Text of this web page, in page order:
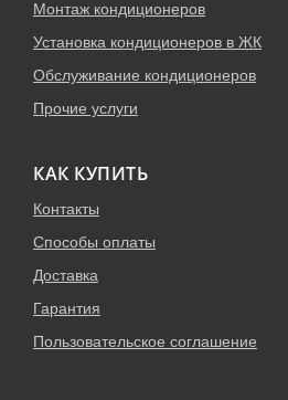
Монтаж кондиционеров
Установка кондиционеров в ЖК
Обслуживание кондиционеров
Прочие услуги
КАК КУПИТЬ
Контакты
Способы оплаты
Доставка
Гарантия
Пользовательское соглашение